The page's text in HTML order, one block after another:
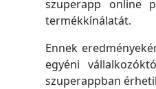
szuperapp online
termékkínálatát.
Ennek
egyéni
szuperappban